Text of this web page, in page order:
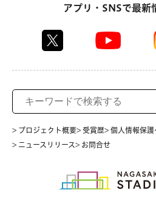
アプリ・SNSで最新
> プロジェクト概要> 受賞歴> 個人情報保
> ニュースリリース> お問合せ